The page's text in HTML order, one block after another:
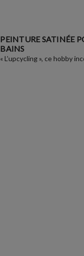
PEINTURE SATINÉE
BAINS
« L’upcycling », ce hobby